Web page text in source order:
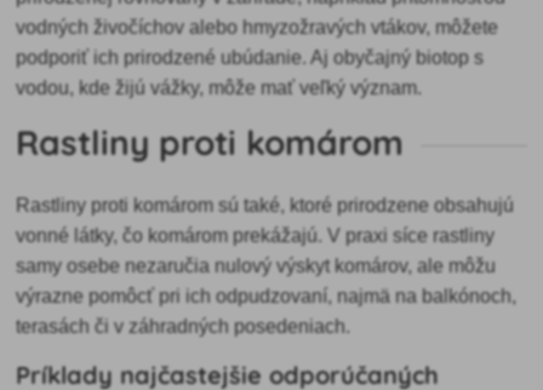
vodných živočíchov alebo hmyzožravých vtákov, môžete
podporiť ich prirodzené ubúdanie. Aj obyčajný biotop s
vodou, kde žijú vážky, môže mať veľký význam.
Rastliny proti komárom
Rastliny proti komárom sú také, ktoré prirodzene obsahujú
vonné látky, čo komárom prekážajú. V praxi síce rastliny
samy osebe nezaručia nulový výskyt komárov, ale môžu
výrazne pomôcť pri ich odpudzovaní, najmä na balkónoch,
terasách či v záhradných posedeniach.
Príklady najčastejšie odporúčaných